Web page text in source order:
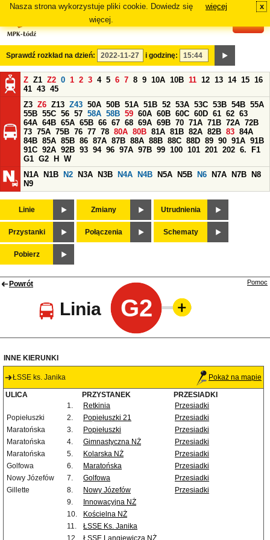
Nasza strona wykorzystuje pliki cookie. Dowiedz się
więcej.
więcej x
Sprawdź rozkład na dzień: i godzinę:
Z Z1 Z2 0 1 2 3 4 5 6 7 8 9 10A 10B 11 12 13 14 15 16
41 43 45
Z3 Z6 Z13 Z43 50A 50B 51A 51B 52 53A 53C 53B 54B 55A
55B 55C 56 57 58A 58B 59 60A 60B 60C 60D 61 62 63
64A 64B 65A 65B 66 67 68 69A 69B 70 71A 71B 72A 72B
73 75A 75B 76 77 78 80A 80B 81A 81B 82A 82B 83 84A
84B 85A 85B 86 87A 87B 88A 88B 88C 88D 89 90 91A 91B
91C 92A 92B 93 94 96 97A 97B 99 100 101 201 202 6.
F1
G1 G2 H
W
N1A
N1B N2 N3A N3B N4A N4B N5A N5B N6 N7A N7B
N8
N9
Linie Zmiany Utrudnienia
Przystanki Połączenia Schematy
Pobierz
Powrót
Linia G2
Pomoc
INNE KIERUNKI
ŁSSE ks. Janika Pokaż na mapie
ULICA PRZYSTANEK
PRZESIADKI
1.
Retkinia
Przesiadki
Popiełuszki
2. Popiełuszki 21
Przesiadki
Maratońska
3. Popiełuszki
Przesiadki
Maratońska
4. Gimnastyczna NŻ
Przesiadki
Maratońska
5. Kolarska NŻ
Przesiadki
Golfowa
6. Maratońska
Przesiadki
Nowy Józefów
7. Golfowa
Przesiadki
Gillette
8. Nowy Józefów
Przesiadki
9.
Innowacyjna NŻ
10.
Kościelna NŻ
11.
ŁSSE Ks. Janika
12.
ŁSSE Langiewicza NŻ